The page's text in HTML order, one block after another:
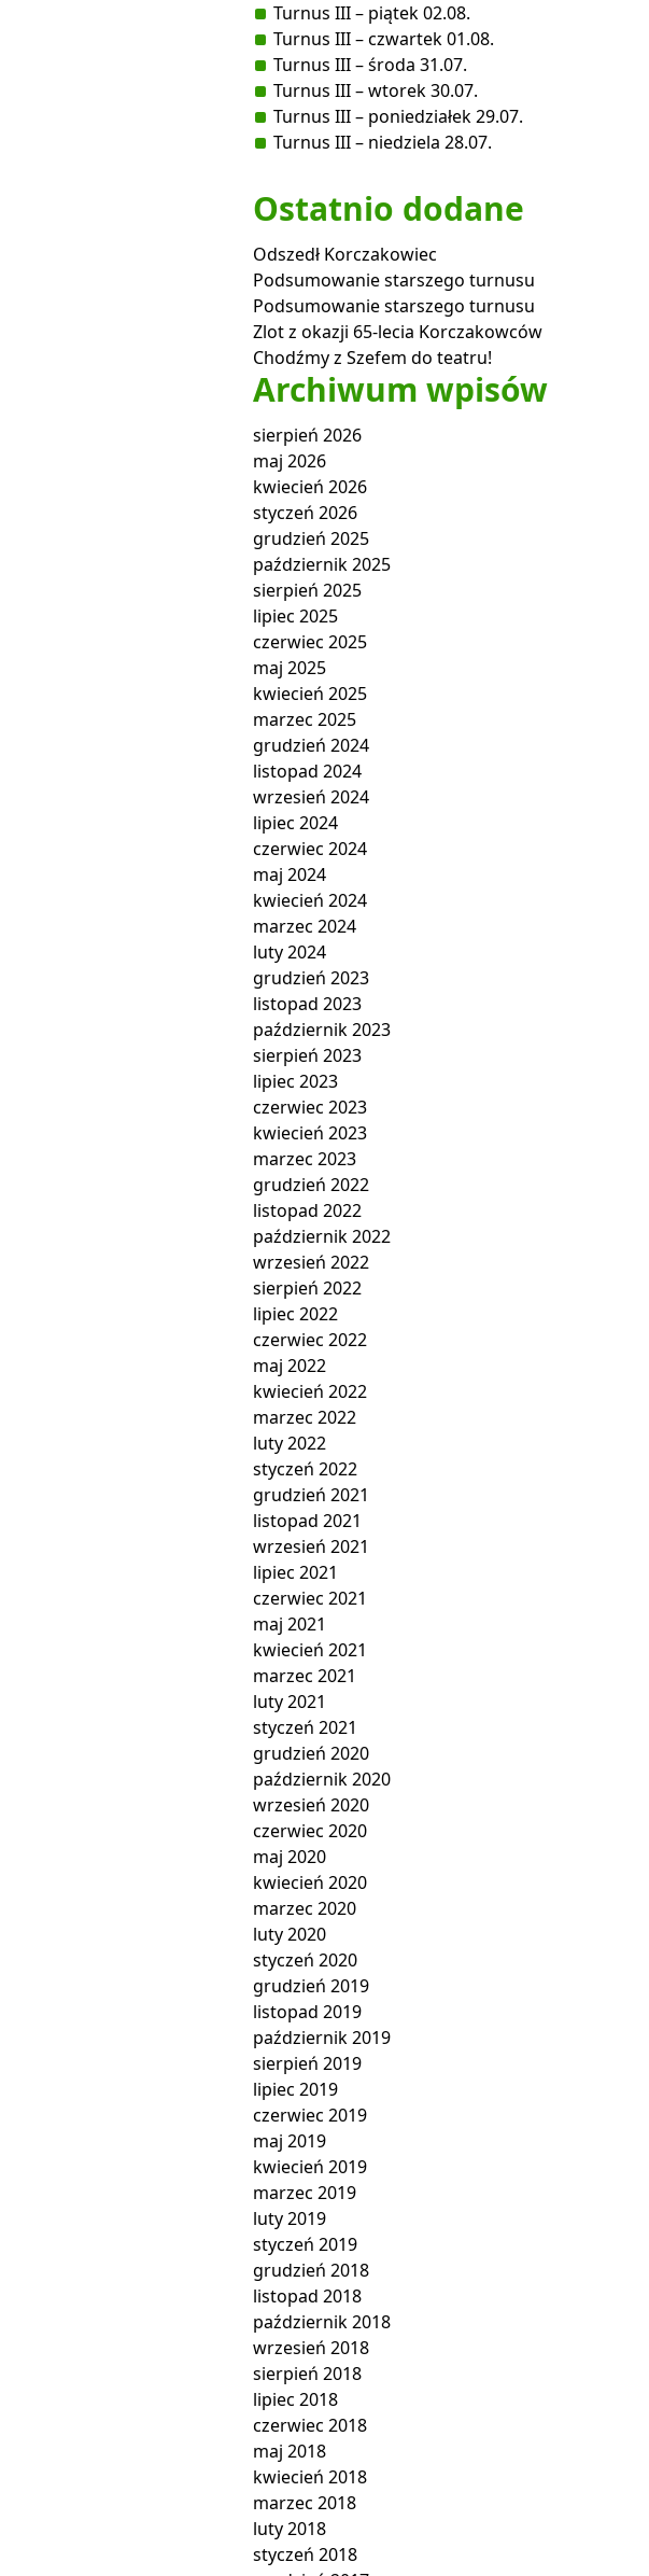
Turnus III – piątek 02.08.
Turnus III – czwartek 01.08.
Turnus III – środa 31.07.
Turnus III – wtorek 30.07.
Turnus III – poniedziałek 29.07.
Turnus III – niedziela 28.07.
Ostatnio dodane
Odszedł Korczakowiec
Podsumowanie starszego turnusu
Podsumowanie starszego turnusu
Zlot z okazji 65-lecia Korczakowców
Chodźmy z Szefem do teatru!
Archiwum wpisów
sierpień 2026
maj 2026
kwiecień 2026
styczeń 2026
grudzień 2025
październik 2025
sierpień 2025
lipiec 2025
czerwiec 2025
maj 2025
kwiecień 2025
marzec 2025
grudzień 2024
listopad 2024
wrzesień 2024
lipiec 2024
czerwiec 2024
maj 2024
kwiecień 2024
marzec 2024
luty 2024
grudzień 2023
listopad 2023
październik 2023
sierpień 2023
lipiec 2023
czerwiec 2023
kwiecień 2023
marzec 2023
grudzień 2022
listopad 2022
październik 2022
wrzesień 2022
sierpień 2022
lipiec 2022
czerwiec 2022
maj 2022
kwiecień 2022
marzec 2022
luty 2022
styczeń 2022
grudzień 2021
listopad 2021
wrzesień 2021
lipiec 2021
czerwiec 2021
maj 2021
kwiecień 2021
marzec 2021
luty 2021
styczeń 2021
grudzień 2020
październik 2020
wrzesień 2020
czerwiec 2020
maj 2020
kwiecień 2020
marzec 2020
luty 2020
styczeń 2020
grudzień 2019
listopad 2019
październik 2019
sierpień 2019
lipiec 2019
czerwiec 2019
maj 2019
kwiecień 2019
marzec 2019
luty 2019
styczeń 2019
grudzień 2018
listopad 2018
październik 2018
wrzesień 2018
sierpień 2018
lipiec 2018
czerwiec 2018
maj 2018
kwiecień 2018
marzec 2018
luty 2018
styczeń 2018